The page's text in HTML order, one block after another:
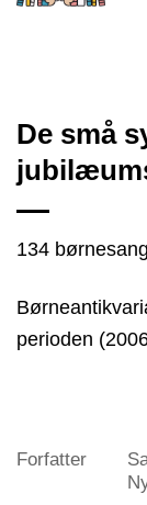
De små
134
perioden
Forfatter